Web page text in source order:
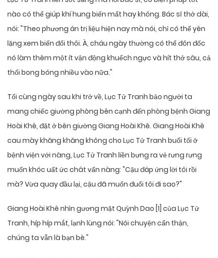
nào có thể giúp khí hung biến mất hay không. Bác sĩ thở dài,
nói: "Theo phương án trị liệu hiện nay mà nói, chỉ có thể yên
lặng xem biến đổi thôi. À, cháu ngày thường có thể đôn đốc
nó làm thêm một ít vận động khuếch ngực và hít thở sâu, cả
thổi bong bóng nhiều vào nữa."
Tối cùng ngày sau khi trở về, Lục Tử Tranh bảo người ta
mang chiếc giường phòng bên cạnh đến phòng bệnh Giang
Hoài Khê, đặt ở bên giường Giang Hoài Khê. Giang Hoài Khê
cau mày khăng khăng không cho Lục Tử Tranh buổi tối ở
bệnh viện với nàng, Lục Tử Tranh liền bưng ra vẻ rưng rưng
muốn khóc uất ức chât vấn nàng: "Cậu đáp ứng lời tôi rồi
mà? Vừa quay đầu lại, cậu đã muốn đuổi tôi đi sao?"
Giang Hoài Khê nhìn gương mặt Quỳnh Dao [1] của Lục Tử
Tranh, híp híp mắt, lạnh lùng nói: "Nói chuyện cẩn thận,
chúng ta vẫn là bạn bè."